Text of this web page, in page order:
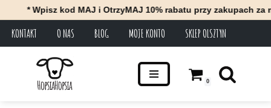
* Wpisz kod MAJ i OtrzyMAJ 10% rabatu przy zakupach za
KONTAKT O NAS BLOG MOJE KONTO SKLEP OLSZTYN
0